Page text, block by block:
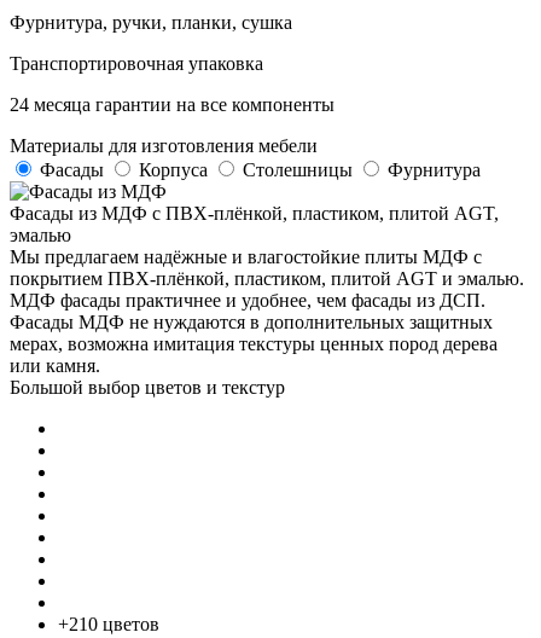
Фурнитура, ручки, планки, сушка
Транспортировочная упаковка
24 месяца гарантии на все компоненты
Материалы для изготовления мебели
Фасады
Корпуса Столешницы Фурнитура
Фасады из МДФ с ПВХ-плёнкой, пластиком, плитой AGT,
эмалью
Мы предлагаем надёжные и влагостойкие плиты МДФ с
покрытием ПВХ-плёнкой, пластиком, плитой AGT и эмалью.
МДФ фасады практичнее и удобнее, чем фасады из ДСП.
Фасады МДФ не нуждаются в дополнительных защитных
мерах, возможна имитация текстуры ценных пород дерева
или камня.
Большой выбор цветов и текстур
+210 цветов